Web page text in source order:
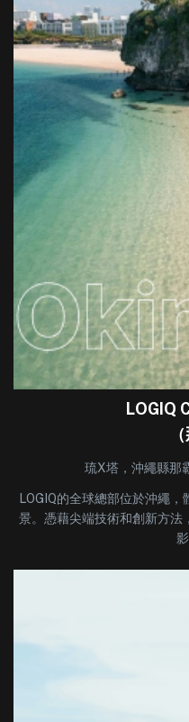
LOGIQ
琉X塔，沖繩縣那
LOGIQ的全球總部位於沖繩
景。憑藉尖端技術和創新方法